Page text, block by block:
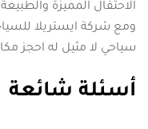
الاحتفال المميزة
ومع شركة ايستريلا
سياحي لا مثيل له احجز
أسئلة شائعة